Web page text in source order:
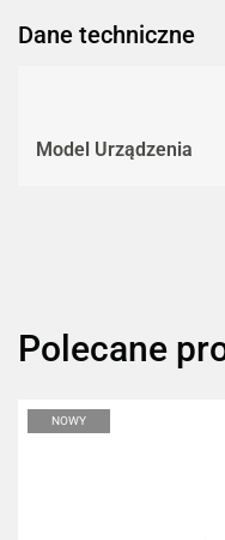
Dane techniczne
Model Urządzenia
Polecane
NOWY